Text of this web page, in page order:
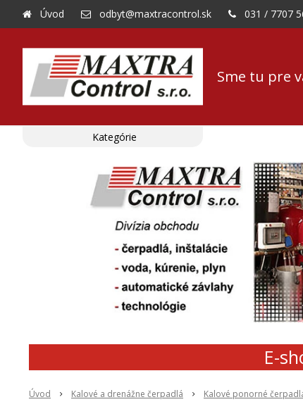
Sme tu pre
Úvod odbyt@maxtracontrol.sk 031 / 7707
E-
Úvod Kalové a drenážne čerpadlá Kalové ponorné
Kategórie